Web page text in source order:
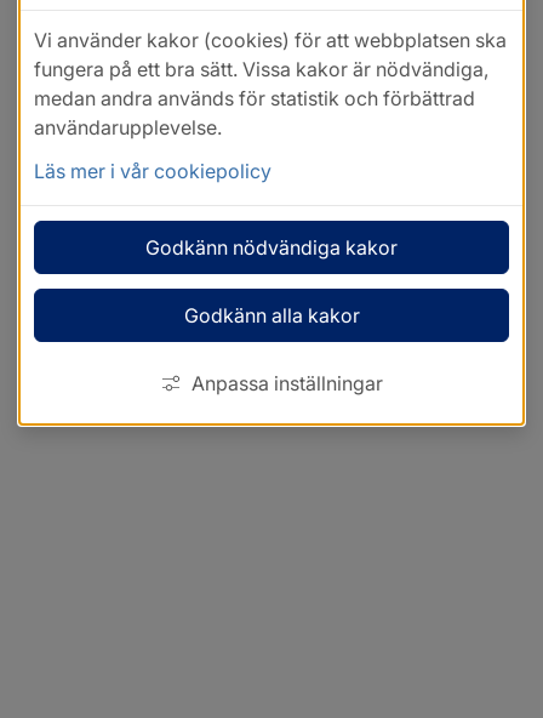
Vi använder kakor (cookies) för att webbplatsen ska
fungera på ett bra sätt. Vissa kakor är nödvändiga,
medan andra används för statistik och förbättrad
användarupplevelse.
Läs mer i vår cookiepolicy
Godkänn nödvändiga kakor
Godkänn alla kakor
Anpassa inställningar